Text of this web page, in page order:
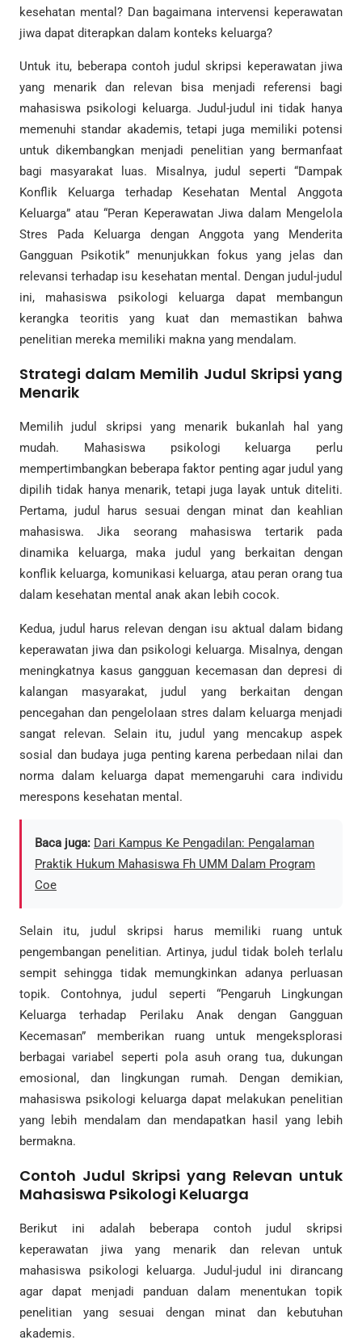
kesehatan mental? Dan bagaimana intervensi keperawatan
jiwa dapat diterapkan dalam konteks keluarga?
Untuk itu, beberapa contoh judul skripsi keperawatan jiwa
yang menarik dan relevan bisa menjadi referensi bagi
mahasiswa psikologi keluarga. Judul-judul ini tidak hanya
memenuhi standar akademis, tetapi juga memiliki potensi
untuk dikembangkan menjadi penelitian yang bermanfaat
bagi masyarakat luas. Misalnya, judul seperti “Dampak
Konflik Keluarga terhadap Kesehatan Mental Anggota
Keluarga” atau “Peran Keperawatan Jiwa dalam Mengelola
Stres Pada Keluarga dengan Anggota yang Menderita
Gangguan Psikotik” menunjukkan fokus yang jelas dan
relevansi terhadap isu kesehatan mental. Dengan judul-judul
ini, mahasiswa psikologi keluarga dapat membangun
kerangka teoritis yang kuat dan memastikan bahwa
penelitian mereka memiliki makna yang mendalam.
Strategi dalam Memilih Judul Skripsi yang
Menarik
Memilih judul skripsi yang menarik bukanlah hal yang
mudah. Mahasiswa psikologi keluarga perlu
mempertimbangkan beberapa faktor penting agar judul yang
dipilih tidak hanya menarik, tetapi juga layak untuk diteliti.
Pertama, judul harus sesuai dengan minat dan keahlian
mahasiswa. Jika seorang mahasiswa tertarik pada
dinamika keluarga, maka judul yang berkaitan dengan
konflik keluarga, komunikasi keluarga, atau peran orang tua
dalam kesehatan mental anak akan lebih cocok.
Kedua, judul harus relevan dengan isu aktual dalam bidang
keperawatan jiwa dan psikologi keluarga. Misalnya, dengan
meningkatnya kasus gangguan kecemasan dan depresi di
kalangan masyarakat, judul yang berkaitan dengan
pencegahan dan pengelolaan stres dalam keluarga menjadi
sangat relevan. Selain itu, judul yang mencakup aspek
sosial dan budaya juga penting karena perbedaan nilai dan
norma dalam keluarga dapat memengaruhi cara individu
merespons kesehatan mental.
Baca juga: Dari Kampus Ke Pengadilan: Pengalaman
Praktik Hukum Mahasiswa Fh UMM Dalam Program
Coe
Selain itu, judul skripsi harus memiliki ruang untuk
pengembangan penelitian. Artinya, judul tidak boleh terlalu
sempit sehingga tidak memungkinkan adanya perluasan
topik. Contohnya, judul seperti “Pengaruh Lingkungan
Keluarga terhadap Perilaku Anak dengan Gangguan
Kecemasan” memberikan ruang untuk mengeksplorasi
berbagai variabel seperti pola asuh orang tua, dukungan
emosional, dan lingkungan rumah. Dengan demikian,
mahasiswa psikologi keluarga dapat melakukan penelitian
yang lebih mendalam dan mendapatkan hasil yang lebih
bermakna.
Contoh Judul Skripsi yang Relevan untuk
Mahasiswa Psikologi Keluarga
Berikut ini adalah beberapa contoh judul skripsi
keperawatan jiwa yang menarik dan relevan untuk
mahasiswa psikologi keluarga. Judul-judul ini dirancang
agar dapat menjadi panduan dalam menentukan topik
penelitian yang sesuai dengan minat dan kebutuhan
akademis.